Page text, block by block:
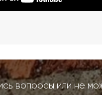
вопросы или не